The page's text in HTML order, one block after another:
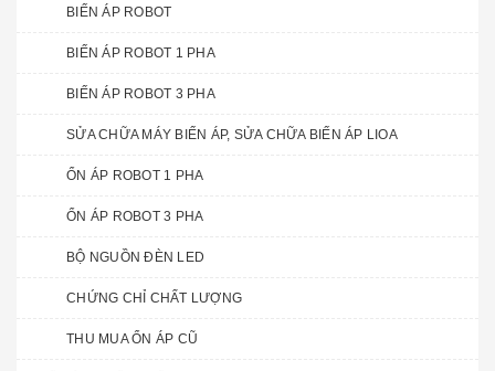
BIẾN ÁP ROBOT
BIẾN ÁP ROBOT 1 PHA
BIẾN ÁP ROBOT 3 PHA
SỬA CHỮA MÁY BIẾN ÁP, SỬA CHỮA BIẾN ÁP LIOA
ỔN ÁP ROBOT 1 PHA
ỔN ÁP ROBOT 3 PHA
BỘ NGUỒN ĐÈN LED
CHỨNG CHỈ CHẤT LƯỢNG
THU MUA ỔN ÁP CŨ